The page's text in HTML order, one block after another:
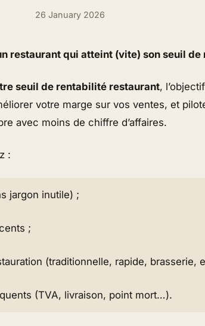
26 January 2026
restaurant qui atteint (vite) son seuil
seuil de rentabilité restaurant,
votre marge sur vos ventes, et
avec moins de chiffre d’affaires.
:
jargon inutile) ;
;
(traditionnelle, rapide, brasserie,
(TVA, livraison, point mort…).